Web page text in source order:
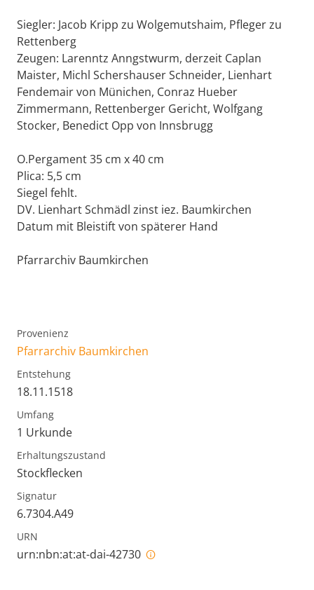
Siegler: Jacob Kripp zu Wolgemutshaim, Pfleger zu
Rettenberg
Zeugen: Larenntz Anngstwurm, derzeit Caplan
Maister, Michl Schershauser Schneider, Lienhart
Fendemair von Münichen, Conraz Hueber
Zimmermann, Rettenberger Gericht, Wolfgang
Stocker, Benedict Opp von Innsbrugg
O.Pergament 35 cm x 40 cm
Plica: 5,5 cm
Siegel fehlt.
DV. Lienhart Schmädl zinst iez. Baumkirchen
Datum mit Bleistift von späterer Hand
Pfarrarchiv Baumkirchen
Provenienz
Pfarrarchiv Baumkirchen
Entstehung
18.11.1518
Umfang
1 Urkunde
Erhaltungszustand
Stockflecken
Signatur
6.7304.A49
URN
urn:nbn:at:at-dai-42730